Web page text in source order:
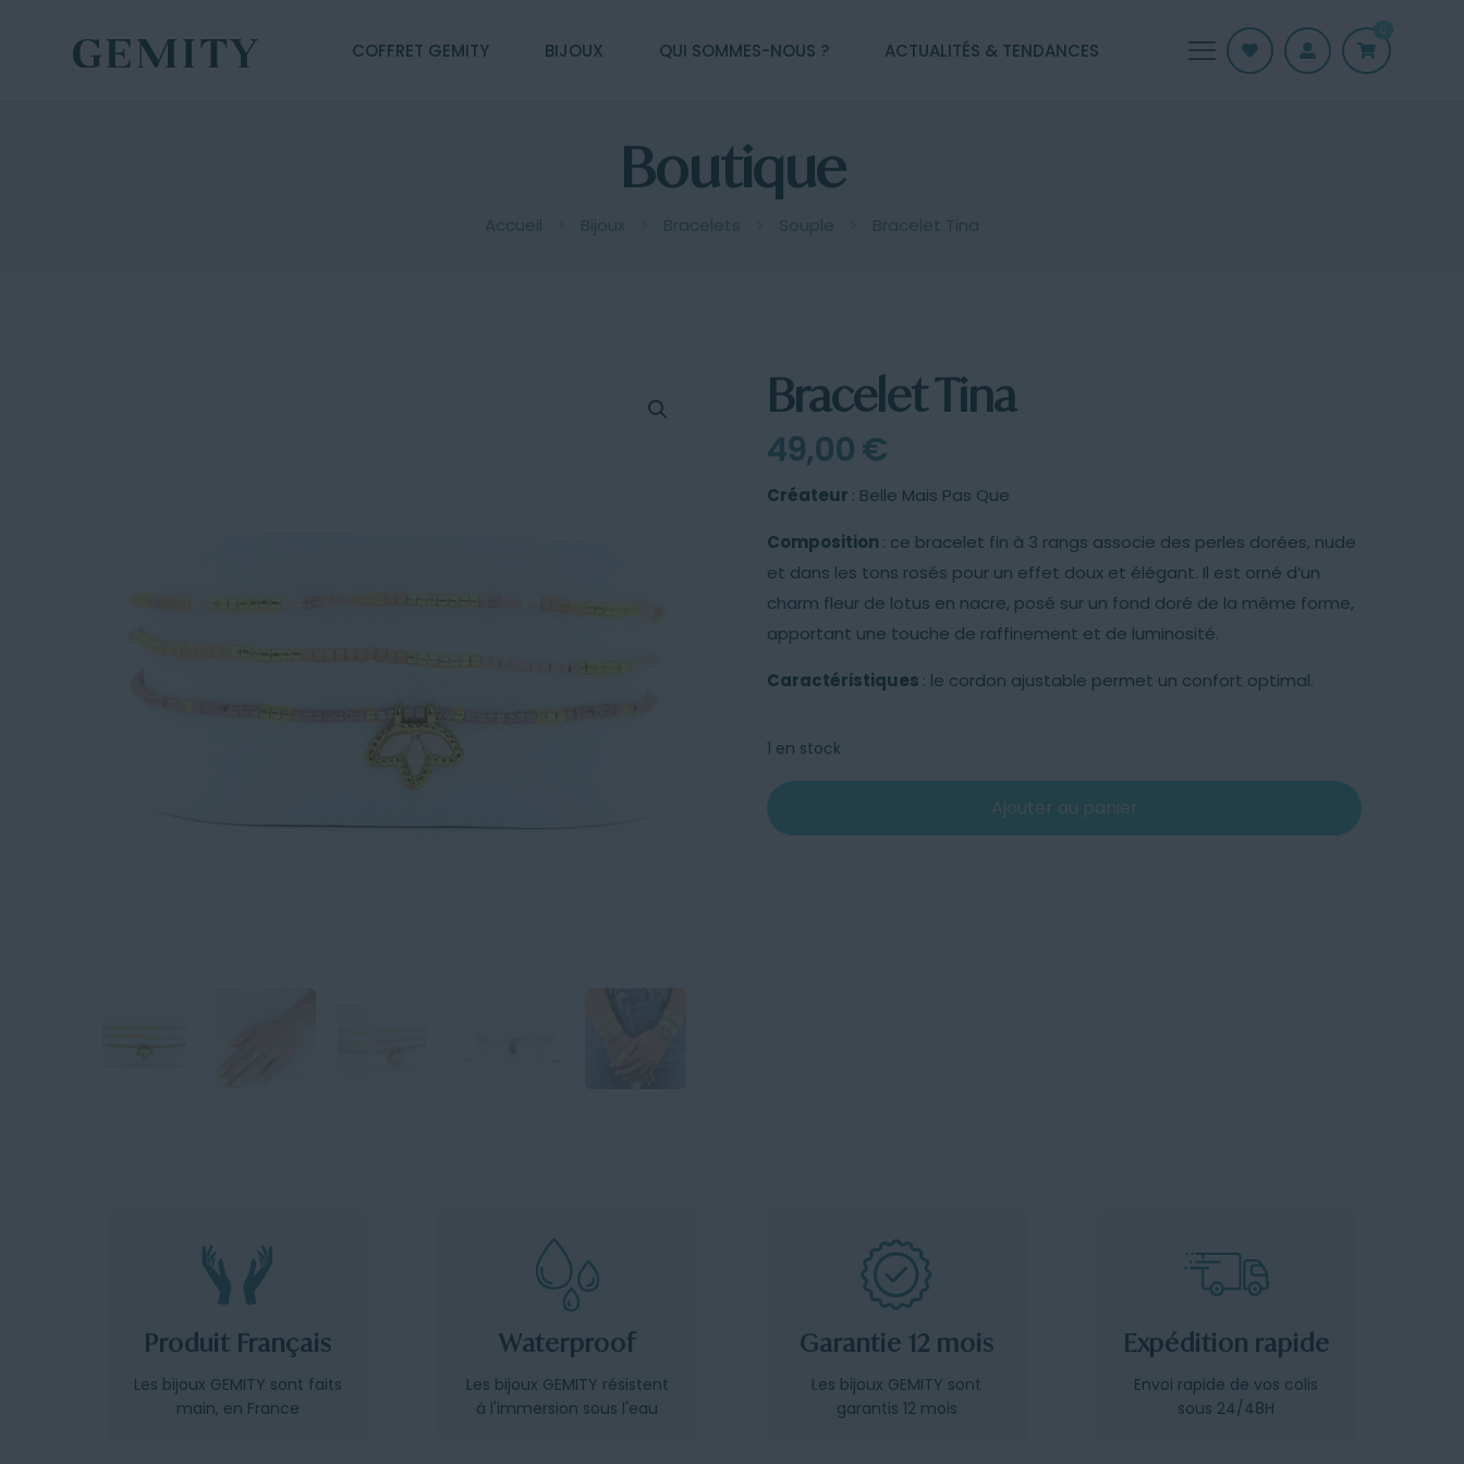
COFFRET GEMITY BIJOUX QUI SOMMES-NOUS ? ACTUALITÉS & TENDANCES
0
Boutique
Bracelet Tina
49,00€
Créateur : Belle Mais Pas Que
Composition: ce bracelet fin à 3 rangs associe des perles dorées, nude
et dans les tons rosés pour un effet doux et élégant. Il est orné d’un
charm fleur de lotus en nacre, posé sur un fond doré de la même forme,
apportant une touche de raffinement et de luminosité.
Caractéristiques : le cordon ajustable permet un confort optimal.
1 en stock
Ajouter au panier
Produit Français
Les bijoux GEMITY sont faits
main, en France
Waterproof
Les bijoux GEMITY résistent
à l'immersion sous l'eau
Garantie 12 mois
Les bijoux GEMITY sont
garantis 12 mois
Expédition rapide
Envoi rapide de vos colis
sous 24/48H